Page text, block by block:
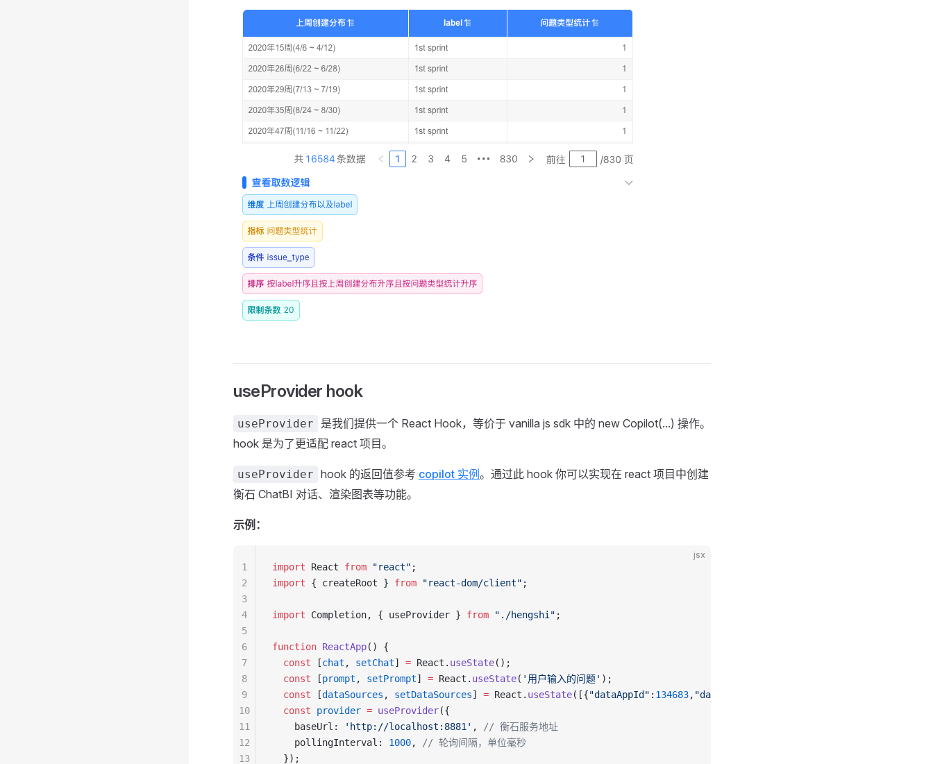
useProvider hook
useProvider
是我们提供一个 React Hook，等价于 vanilla js sdk 中的 new Copilot(...) 操作。
hook 是为了更适配 react 项目。
useProvider hook 的返回值参考 copilot 实例 。通过此 hook 你可以实现在 react 项目中创建
衡石 ChatBI 对话、渲染图表等功能。
示例：
jsx
import React from "react" ;
import { createRoot } from "react-dom/client" ;
import Completion, { useProvider } from "./hengshi" ;
function ReactApp() {
  const
[chat , setChat] = React. useState();
  const
[prompt , setPrompt] = React. useState( '用户输入的问题' );
  const
[dataSources , setDataSources] = React. useState([{"dataAppId" : 134683, "datasetId"
  const
provider = useProvider({
    baseUrl:
'http://localhost:8881' ,
// 衡石服务地址
    pollingInterval:
1000,
// 轮询间隔，单位毫秒
  });
1
2
3
4
5
6
7
8
9
10
11
12
13